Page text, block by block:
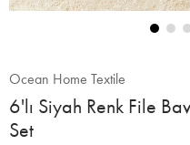
Ocean Home Textile
6'lı Siyah Renk File
Set